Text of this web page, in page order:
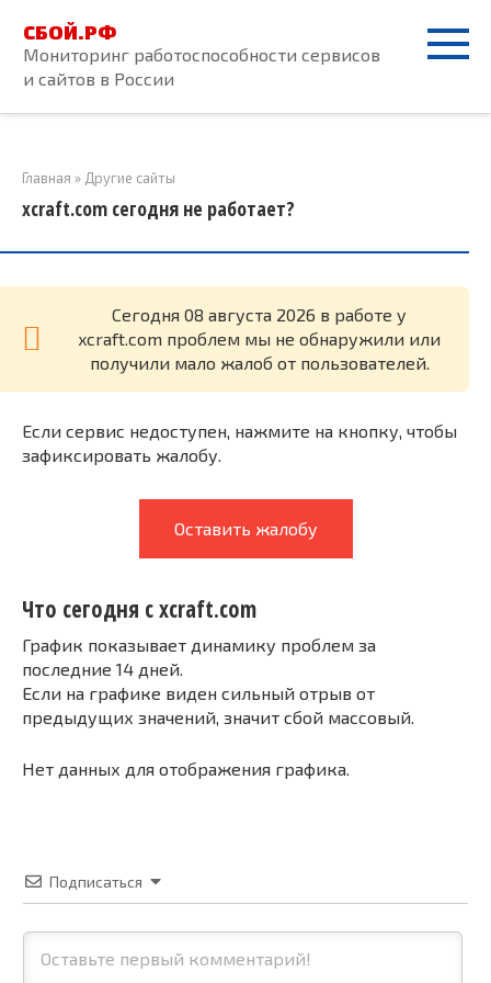
контенту
СБОЙ.РФ
Мониторинг работоспособности сервисов
и сайтов в России
Главная » Другие сайты
xcraft.com сегодня не работает?
Cегодня 08 августа 2026 в работе у
xcraft.com проблем мы не обнаружили или
получили мало жалоб от пользователей.
Если сервис недоступен, нажмите на кнопку, чтобы
зафиксировать жалобу.
Оставить жалобу
Что сегодня с xcraft.com
График показывает динамику проблем за
последние 14 дней.
Если на графике виден сильный отрыв от
предыдущих значений, значит сбой массовый.
Нет данных для отображения графика.
Подписаться